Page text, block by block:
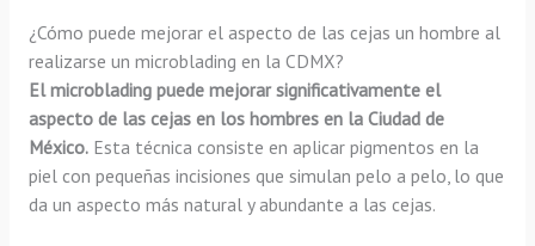
¿Cómo puede mejorar el aspecto de las cejas un hombre al
realizarse un microblading en la CDMX?
El microblading puede mejorar significativamente el
aspecto de las cejas en los hombres en la Ciudad de
México.Esta técnica consiste en aplicar pigmentos en la
piel con pequeñas incisiones que simulan pelo a pelo, lo que
da un aspecto más natural y abundante a las cejas.